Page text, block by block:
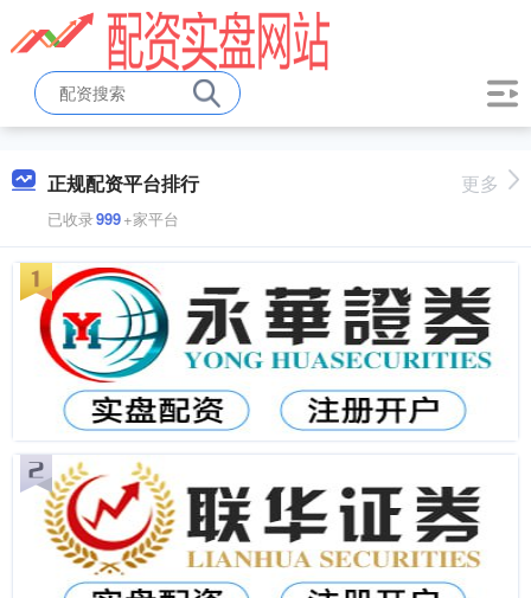
正规配资平台排行
已收录999+家平台
更多